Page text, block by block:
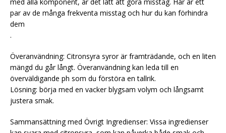
par av de många frekventa misstag och hur du kan förhindra
dem
.
Överanvändning: Citronsyra syror är framträdande, och en liten
mängd du går långt. Överanvändning kan leda till en
överväldigande ph som du förstöra en tallrik.
Lösning: börja med en vacker blygsam volym och långsamt
justera smak.
Sammansättning med Övrigt Ingredienser: Vissa ingredienser